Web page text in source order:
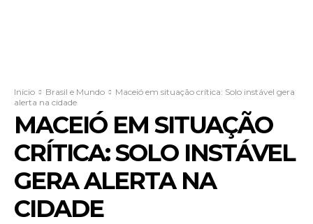
Início Brasil e Mundo
Maceió em situação crítica: Solo instável gera
alerta na cidade
MACEIÓ EM SITUAÇÃO
CRÍTICA: SOLO INSTÁVEL
GERA ALERTA NA
CIDADE